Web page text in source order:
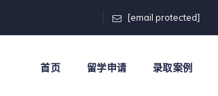
[email protected]
首页 留学申请 录取案例